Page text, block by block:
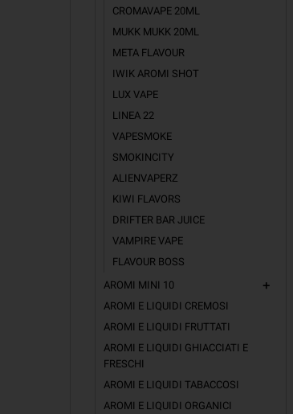
CROMAVAPE 20ML
MUKK MUKK 20ML
META FLAVOUR
IWIK AROMI SHOT
LUX VAPE
LINEA 22
VAPESMOKE
SMOKINCITY
ALIENVAPERZ
KIWI FLAVORS
DRIFTER BAR JUICE
VAMPIRE VAPE
FLAVOUR BOSS
AROMI MINI 10
add
AROMI E LIQUIDI CREMOSI
AROMI E LIQUIDI FRUTTATI
AROMI E LIQUIDI GHIACCIATI E
FRESCHI
AROMI E LIQUIDI TABACCOSI
AROMI E LIQUIDI ORGANICI